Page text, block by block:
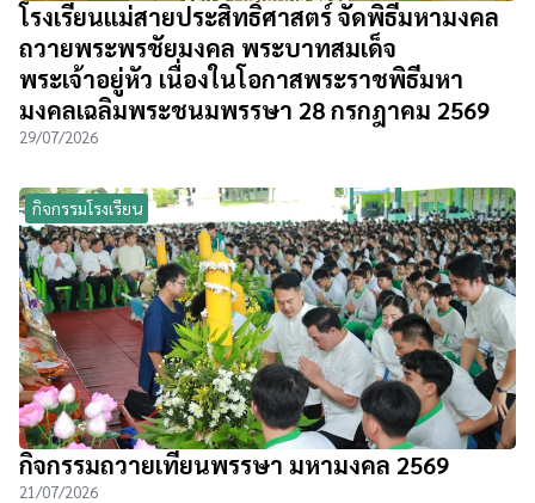
โรงเรียนแม่สายประสิทธิ์ศาสตร์ จัดพิธีมหามงคล
ถวายพระพรชัยมงคล พระบาทสมเด็จ
พระเจ้าอยู่หัว เนื่องในโอกาสพระราชพิธีมหา
มงคลเฉลิมพระชนมพรรษา 28 กรกฎาคม 2569
29/07/2026
กิจกรรมโรงเรียน
กิจกรรมถวายเทียนพรรษา มหามงคล 2569
21/07/2026